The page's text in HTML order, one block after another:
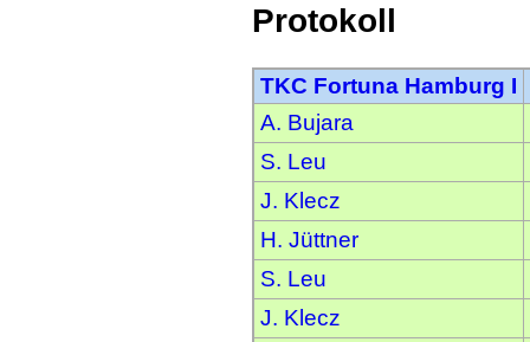
Protokoll
TKC Fortuna Hamburg I
A. Bujara
S. Leu
J. Klecz
H. Jüttner
S. Leu
J. Klecz